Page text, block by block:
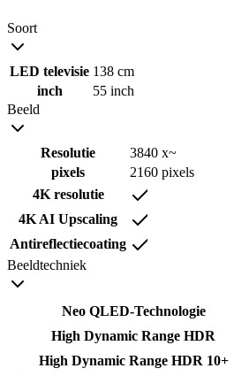
Soort
LED televisie 138 cm
inch
55 inch
Beeld
Resolutie
3840 x~
pixels
2160 pixels
4K resolutie
4K AI Upscaling
Antireflectiecoating
Beeldtechniek
Neo QLED-Technologie
High Dynamic Range HDR
High Dynamic Range HDR 10+